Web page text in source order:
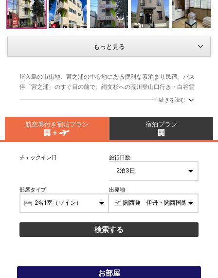
もっと見る
屋久島の市街地、宮之浦の中心地にある便利な素泊まり民宿。バス
停「宮之浦」のすぐ目の前で、縄文杉への荒川登山口行き・白谷雲
続きを読む
航空券付き宿泊プラン 宿泊プラン
チェックイン日 旅行日数
部屋タイプ 出発地
お部屋